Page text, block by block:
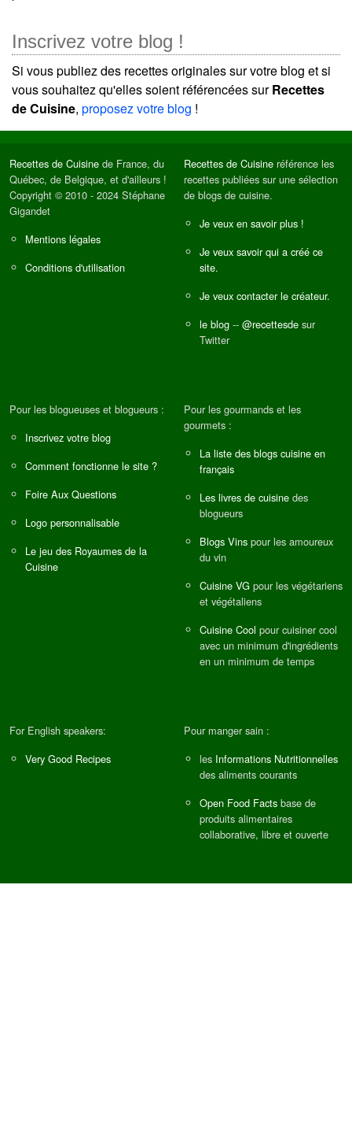
Inscrivez votre blog !
Si vous publiez des recettes originales sur votre blog et si
vous souhaitez qu'elles soient référencées surRecettes
de Cuisine, proposez votre blog !
Recettes de Cuisine de France, du
Québec, de Belgique, et d'ailleurs !
Copyright © 2010 - 2024 Stéphane
Gigandet
Mentions légales
Conditions d'utilisation
Recettes de Cuisine référence les
recettes publiées sur une sélection
de blogs de cuisine.
Je veux en savoir plus !
Je veux savoir qui a créé ce
site.
Je veux contacter le créateur.
le blog -- @recettesde sur
Twitter
Pour les blogueuses et blogueurs :
Inscrivez votre blog
Comment fonctionne le site ?
Foire Aux Questions
Logo personnalisable
Le jeu des Royaumes de la
Cuisine
Pour les gourmands et les
gourmets :
La liste des blogs cuisine en
français
Les livres de cuisine des
blogueurs
Blogs Vins pour les amoureux
du vin
Cuisine VG pour les végétariens
et végétaliens
Cuisine Cool pour cuisiner cool
avec un minimum d'ingrédients
en un minimum de temps
For English speakers:
Very Good Recipes
Pour manger sain :
les Informations Nutritionnelles
des aliments courants
Open Food Facts base de
produits alimentaires
collaborative, libre et ouverte